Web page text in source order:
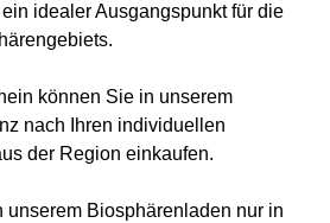
idealer Ausgangspunkt für die
können Sie in unserem
nach Ihren individuellen
der Region einkaufen.
unserem Biosphärenladen nur in